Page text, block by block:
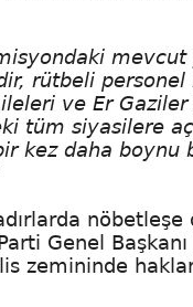
mevcut
rütbeli personel
ve Er
tüm siyasilere
kez daha boynu
nöbetleşe
Genel
zemininde